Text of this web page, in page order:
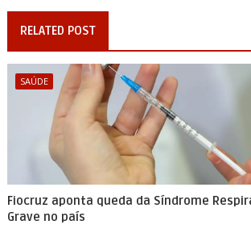
RELATED POST
SAÚDE
Fiocruz aponta queda da Síndrome
Grave no país